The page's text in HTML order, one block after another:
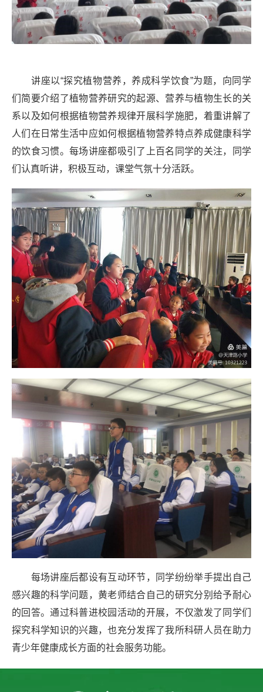
讲座以“探究植物营养，养成科学饮食”为题，向同学
们简要介绍了植物营养研究的起源、营养与植物生长的关
系以及如何根据植物营养规律开展科学施肥，着重讲解了
人们在日常生活中应如何根据植物营养特点养成健康科学
的饮食习惯。每场讲座都吸引了上百名同学的关注，同学
们认真听讲，积极互动，课堂气氛十分活跃。
每场讲座后都设有互动环节，同学纷纷举手提出自己
感兴趣的科学问题，黄老师结合自己的研究分别给予耐心
的回答。通过科普进校园活动的开展，不仅激发了同学们
探究科学知识的兴趣，也充分发挥了我所科研人员在助力
青少年健康成长方面的社会服务功能。